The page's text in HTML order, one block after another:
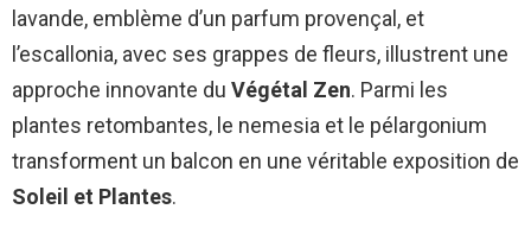
lavande, emblème d’un parfum provençal, et
l’escallonia, avec ses grappes de fleurs, illustrent une
approche innovante du Végétal Zen. Parmi les
plantes retombantes, le nemesia et le pélargonium
transforment un balcon en une véritable exposition de
Soleil et Plantes.